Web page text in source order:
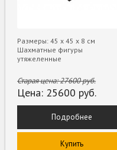
Размеры: 45 х 45 х 8 см
Шахматные фигуры
утяжеленные
Старая цена:27600руб.
Цена: 25600 руб.
Подробнее
Купить